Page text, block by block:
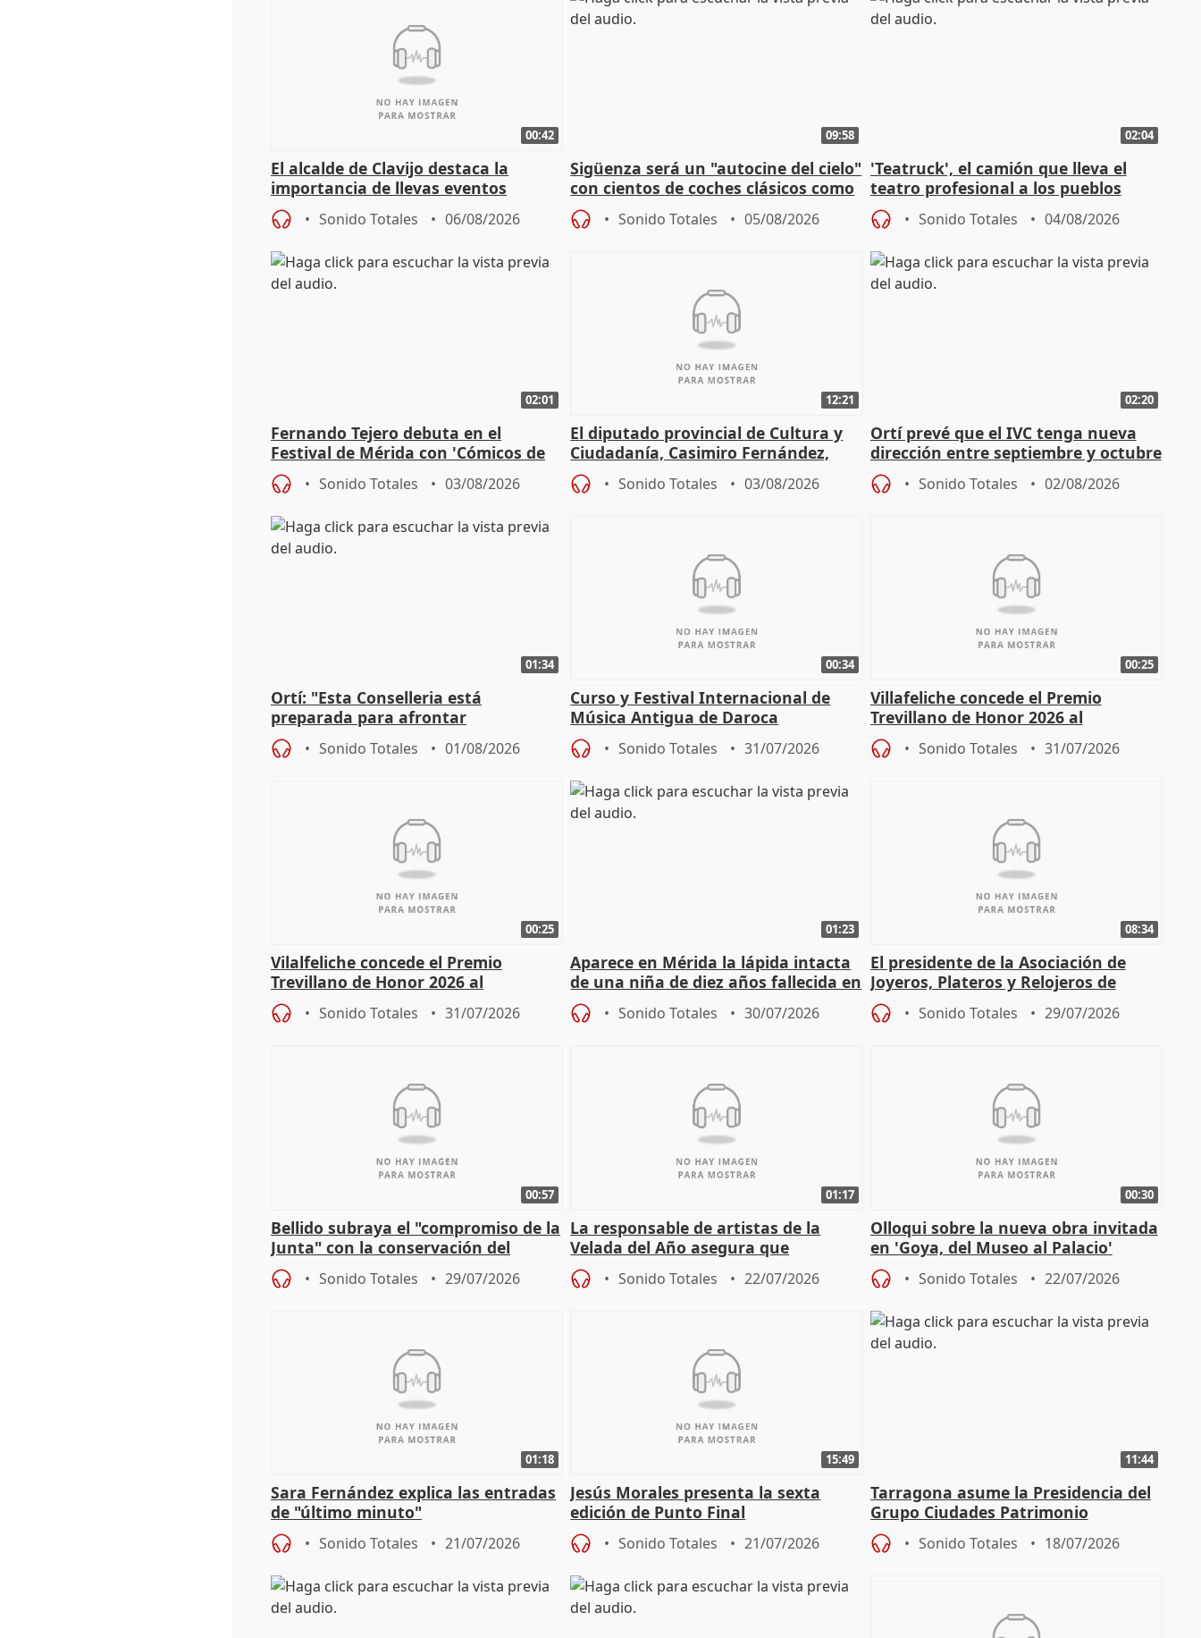
00:42
El alcalde de Clavijo destaca la
importancia de llevas eventos
culturales a los pueblos
Sonido Totales 06/08/2026
09:58
Sigüenza será un "autocine del cielo"
con cientos de coches clásicos como
espectadores
Sonido Totales 05/08/2026
02:04
'Teatruck', el camión que lleva el
teatro profesional a los pueblos
extremeños
Sonido Totales 04/08/2026
02:01
Fernando Tejero debuta en el
Festival de Mérida con 'Cómicos de
Roma': "Strabo me ha escogido"
Sonido Totales 03/08/2026
12:21
El diputado provincial de Cultura y
Ciudadanía, Casimiro Fernández,
sobre el balance de entradas
Sonido Totales 03/08/2026
02:20
Ortí prevé que el IVC tenga nueva
dirección entre septiembre y octubre
Sonido Totales 02/08/2026
01:34
Ortí: "Esta Conselleria está
preparada para afrontar
absolutamente todos los escenarios"
Sonido Totales 01/08/2026
00:34
Curso y Festival Internacional de
Música Antigua de Daroca
Sonido Totales 31/07/2026
00:25
Villafeliche concede el Premio
Trevillano de Honor 2026 al
periodista Xabier Fortes
Sonido Totales 31/07/2026
00:25
Vilalfeliche concede el Premio
Trevillano de Honor 2026 al
periodista Xabier Fortes
Sonido Totales 31/07/2026
01:23
Aparece en Mérida la lápida intacta
de una niña de diez años fallecida en
el año 519 d.C.
Sonido Totales 30/07/2026
08:34
El presidente de la Asociación de
Joyeros, Plateros y Relojeros de
Córdoba celebra la IGP
Sonido Totales 29/07/2026
00:57
Bellido subraya el "compromiso de la
Junta" con la conservación del
patrimonio en Córdoba
Sonido Totales 29/07/2026
01:17
La responsable de artistas de la
Velada del Año asegura que
"Andalucía está muy presente" en la
cita
Sonido Totales 22/07/2026
00:30
Olloqui sobre la nueva obra invitada
en 'Goya, del Museo al Palacio'
Sonido Totales 22/07/2026
01:18
Sara Fernández explica las entradas
de "último minuto"
Sonido Totales 21/07/2026
15:49
Jesús Morales presenta la sexta
edición de Punto Final
Sonido Totales 21/07/2026
11:44
Tarragona asume la Presidencia del
Grupo Ciudades Patrimonio
Sonido Totales 18/07/2026